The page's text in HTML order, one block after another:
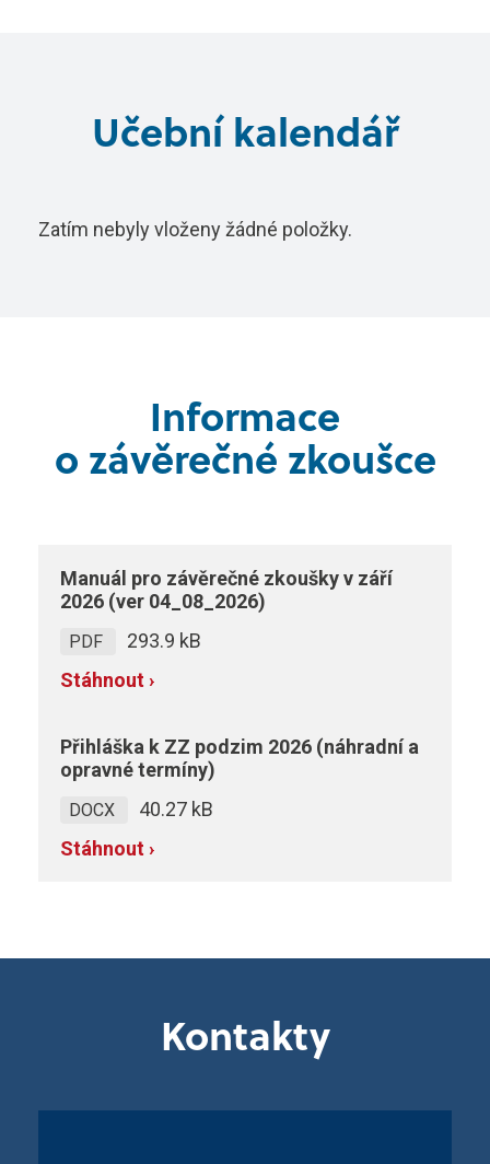
Učební kalendář
Zatím nebyly vloženy žádné položky.
Informace
o závěrečné zkoušce
Manuál pro závěrečné zkoušky v září
2026 (ver 04_08_2026)
PDF
293.9 kB
Stáhnout ›
Přihláška k ZZ podzim 2026 (náhradní a
opravné termíny)
DOCX
40.27 kB
Stáhnout ›
Kontakty